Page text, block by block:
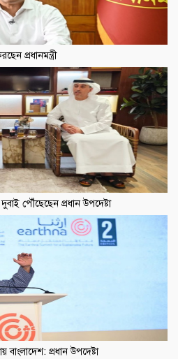
প্রধানমন্ত্রী
দুবাই পৌঁছেছেন প্রধান উপদেষ্টা
প্রধান উপদেষ্টা